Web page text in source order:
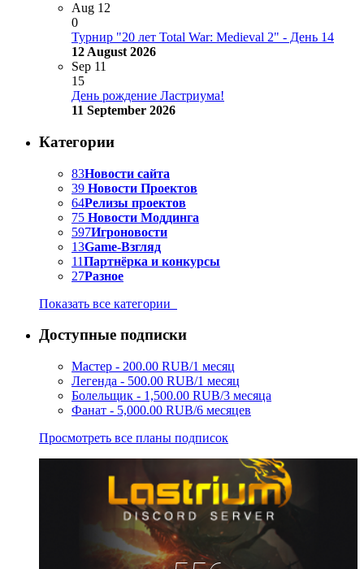
Aug 12
0
Турнир "20 лет Total War: Medieval 2" - День 14
12 August 2026
Sep 11
15
День рождение Ластриума!
11 September 2026
Категории
83Новости сайта
39 Новости Проектов
64Релизы проектов
75 Новости Моддинга
597Игроновости
13Game-Взгляд
11Партнёрка и конкурсы
27Разное
Показать все категории
Доступные подписки
Мастер - 200.00 RUB/1 месяц
Легенда - 500.00 RUB/1 месяц
Болельщик - 1,500.00 RUB/3 месяца
Фанат - 5,000.00 RUB/6 месяцев
Просмотреть все планы подписок